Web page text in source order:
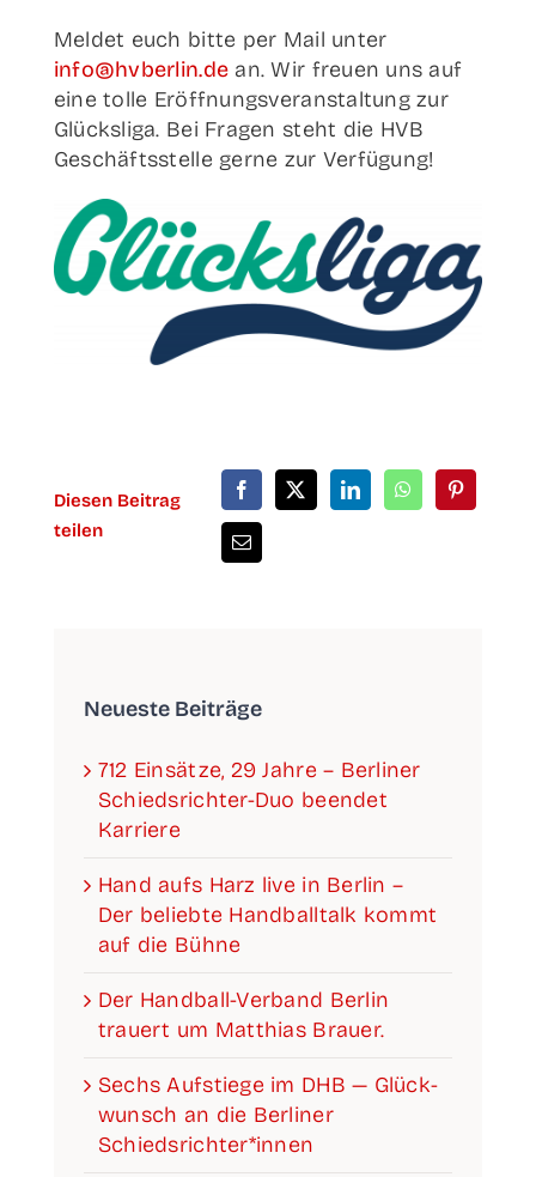
Mel­det euch bit­te per Mail unter
info@hvberlin.de an. Wir freu­en uns auf
eine tol­le Eröff­nungs­ver­an­stal­tung zur
Glücks­li­ga. Bei Fra­gen steht die HVB
Geschäfts­stel­le ger­ne zur Verfügung!
Die­sen Bei­trag
teilen
Neu­es­te Beiträge
712 Ein­sät­ze, 29 Jah­re – Ber­li­ner
Schieds­­­rich­­­ter-Duo been­det
Karriere
Hand aufs Harz live in Ber­lin –
Der belieb­te Hand­ball­talk kommt
auf die Bühne
Der Han­­d­­­ball-Ver­­­­­band Ber­lin
trau­ert um Mat­thi­as Brauer.
Sechs Auf­stie­ge im DHB — Glück­
wunsch an die Ber­li­ner
Schiedsrichter*innen